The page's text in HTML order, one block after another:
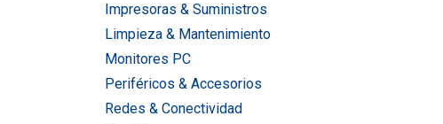
Impresoras & Suministros
Limpieza & Mantenimiento
Monitores PC
Periféricos & Accesorios
Redes & Conectividad